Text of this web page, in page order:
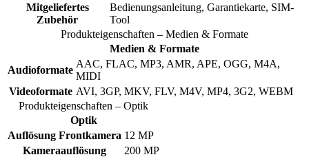
Mitgeliefertes
Zubehör
Bedienungsanleitung, Garantiekarte, SIM-
Tool
Produkteigenschaften – Medien & Formate
Medien & Formate
Audioformate
AAC, FLAC, MP3, AMR, APE, OGG, M4A,
MIDI
Videoformate AVI, 3GP, MKV, FLV, M4V, MP4, 3G2, WEBM
Produkteigenschaften – Optik
Optik
Auflösung Frontkamera 12 MP
Kameraauflösung
200 MP